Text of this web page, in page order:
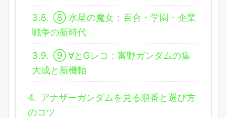
3.8. ⑧ 水星の魔女：百合・学園・企業
戦争の新時代
3.9. ⑨ ∀とGレコ：富野ガンダムの集
大成と新機軸
4. アナザーガンダムを見る順番と選び方
のコツ